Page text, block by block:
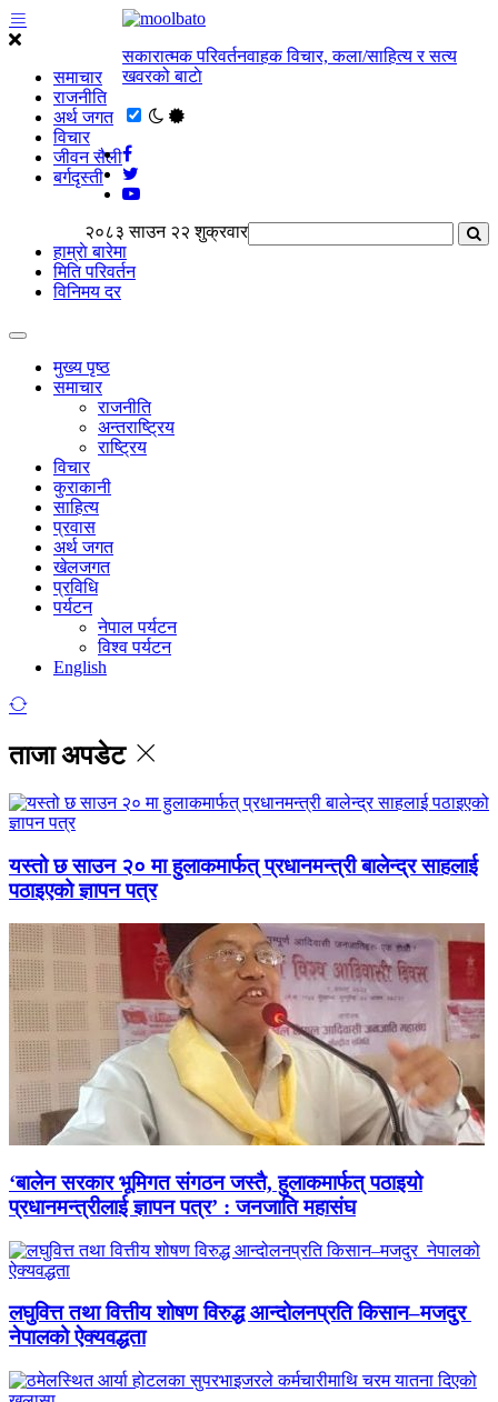
समाचार
राजनीति
अर्थ जगत
विचार
जीवन सैली
बर्गदृस्ती
सकारात्मक परिवर्तनवाहक विचार, कला/साहित्य र सत्य
खवरको बाटाे
२०८३ साउन २२ शुक्रवार
हाम्राे बारेमा
मिति परिवर्तन
विनिमय दर
मुख्य पृष्ठ
समाचार
राजनीति
अन्तराष्ट्रिय
राष्ट्रिय
विचार
कुराकानी
साहित्य
प्रवास
अर्थ जगत
खेलजगत
प्रविधि
पर्यटन
नेपाल पर्यटन
विश्व पर्यटन
English
ताजा अपडेट
यस्तो छ साउन २० मा हुलाकमार्फत् प्रधानमन्त्री बालेन्द्र साहलाई
पठाइएको ज्ञापन पत्र
‘बालेन सरकार भूमिगत संगठन जस्तै, हुलाकमार्फत् पठाइयो
प्रधानमन्त्रीलाई ज्ञापन पत्र’ : जनजाति महासंघ
लघुवित्त तथा वित्तीय शोषण विरुद्ध आन्दोलनप्रति किसान–मजदुर
नेपालको ऐक्यवद्धता